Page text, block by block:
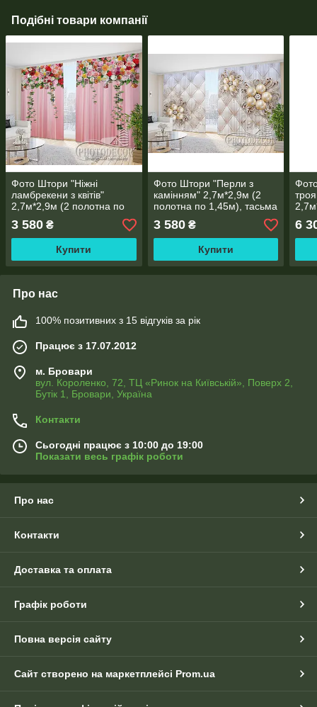
Подібні товари компанії
Фото Штори "Ніжні
ламбрекени з квітів"
2,7м*2,9м (2 полотна по
1,45м), тасьма
3 580 ₴
Купити
Фото Штори "Перли з
камінням" 2,7м*2,9м (2
полотна по 1,45м), тасьма
3 580₴
Купити
6
Про нас
100% позитивних з 15 відгуків за рік
Працює з 17.07.2012
м. Бровари
вул. Короленко, 72, ТЦ «Ринок на Київській», Поверх 2,
Бутік 1, Бровари, Україна
Контакти
Сьогодні працює з 10:00 до 19:00
Показати весь графік роботи
Про нас
Контакти
Доставка та оплата
Графік роботи
Повна версія сайту
Сайт створено на маркетплейсі Prom.ua